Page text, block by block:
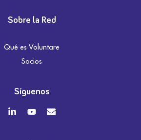
Sobre la Red
Qué es Voluntare
Socios
Síguenos